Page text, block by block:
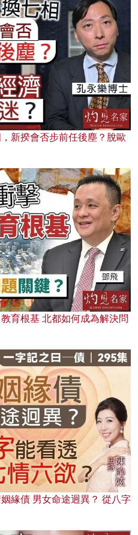
新揆會否步前任後塵？脫歐
育根基 北都如何成為解決問
緣債 男女命途迥異？ 從八字